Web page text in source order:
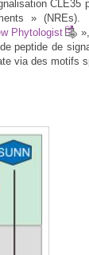
»
Phytologist
peptide de
via des motifs